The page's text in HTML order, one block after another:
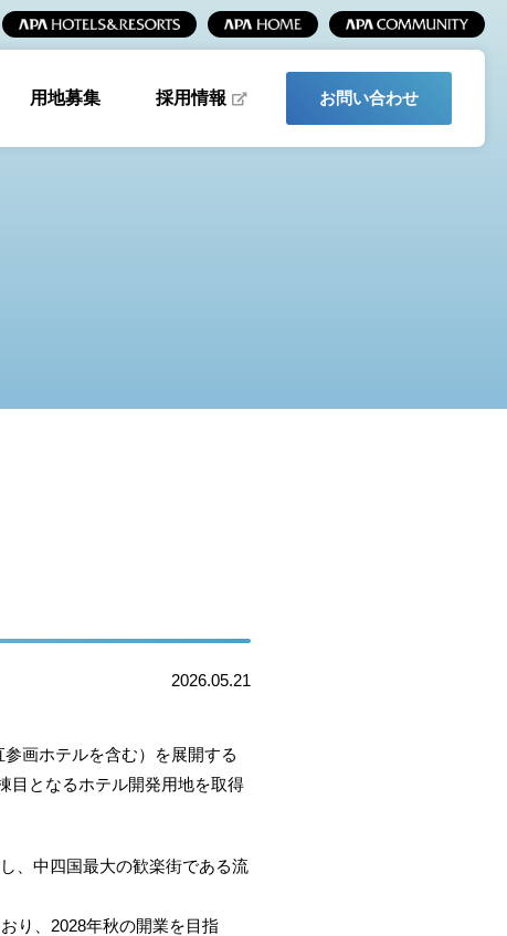
用地募集 採用情報 お問い合わせ
2026.05.21
画ホテルを含む）を展開する
目となるホテル開発用地を取得
、中四国最大の歓楽街である流
り、2028年秋の開業を目指